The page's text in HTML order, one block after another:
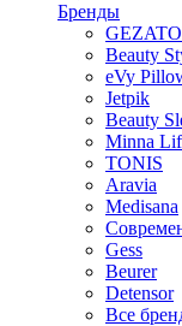
Бренды
Beauty
eVy
Jetpik
Beauty
Minna
TONIS
Aravia
Medisana
Gess
Beurer
Detensor
Все